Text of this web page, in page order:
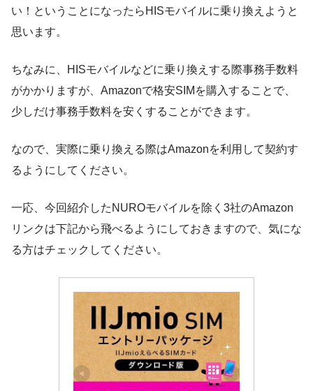
い！ということになったらHISモバイルに乗り換えようと
思います。
ちなみに、HISモバイルなどに乗り換えする際事務手数料
がかかりますが、Amazonで格安SIMを購入することで、
少しだけ事務手数料を安くすることができます。
なので、実際に乗り換える際はAmazonを利用して契約す
るようにしてください。
一応、今回紹介したNUROモバイルを除く3社のAmazon
リンクは下記から飛べるようにしておきますので、気にな
る方はチェックしてください。